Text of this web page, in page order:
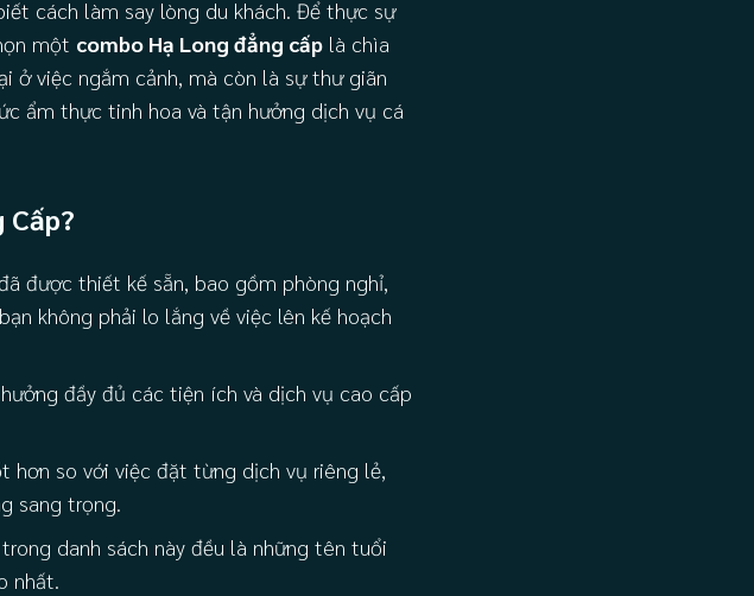
cách làm say lòng du khách. Để thực sự
một combo Hạ Long đẳng cấp là chìa
ở việc ngắm cảnh, mà còn là sự thư giãn
ẩm thực tinh hoa và tận hưởng dịch vụ cá
được thiết kế sẵn, bao gồm phòng nghỉ,
không phải lo lắng về việc lên kế hoạch
đầy đủ các tiện ích và dịch vụ cao cấp
hơn so với việc đặt từng dịch vụ riêng lẻ,
sang trọng.
danh sách này đều là những tên tuổi
nhất.